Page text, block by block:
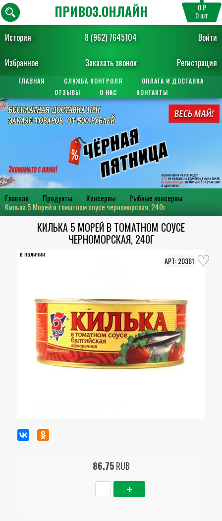
История 8 (962) 7645104 Войти
Избранное Заказать звонок Регистрация
ПРИВОЗ.ОНЛАЙН 0 ₽
0шт
ГЛАВНАЯ СЛУЖБА КОНТРОЛЯ
ОПЛАТА И ДОСТАВКА
ОТЗЫВЫ
О НАС КОНТАКТЫ
Главная Продукты Консервы
Рыбные консервы
Килька 5 Морей в томатном соусе черноморская, 240г
КИЛЬКА 5 МОРЕЙ В ТОМАТНОМ СОУСЕ
ЧЕРНОМОРСКАЯ, 240Г
в наличии
20361
86.75 RUB